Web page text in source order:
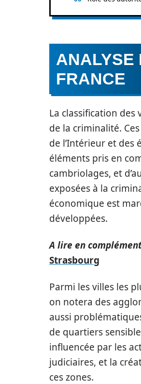
ANALYSE
FRANCE
La classification
de la criminalité.
de l’Intérieur et des
éléments pris en
cambriolages, et
exposées à la
économique est
développées.
A lire en
Strasbourg
Parmi les villes les
on notera des
aussi
de quartiers
influencée par les
judiciaires, et la
ces zones.